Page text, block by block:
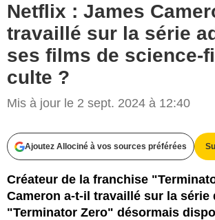
Netflix : James
travaillé sur la série
ses films de science-
culte ?
Mis à jour le 2 sept. 2024 à 12:40
Ajoutez Allociné à vos sources préférées
Créateur de la franchise
Cameron a-t-il travaillé sur la série
"Terminator Zero" désormais